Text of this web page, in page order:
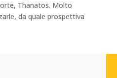
Thanatos. Molto
da quale prospettiva